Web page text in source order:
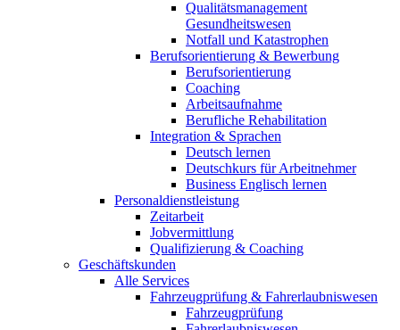
Qualitätsmanagement
Gesundheitswesen
Notfall und Katastrophen
Berufsorientierung & Bewerbung
Berufsorientierung
Coaching
Arbeitsaufnahme
Berufliche Rehabilitation
Integration & Sprachen
Deutsch lernen
Deutschkurs für Arbeitnehmer
Business Englisch lernen
Personaldienstleistung
Zeitarbeit
Jobvermittlung
Qualifizierung & Coaching
Geschäftskunden
Alle Services
Fahrzeugprüfung & Fahrerlaubniswesen
Fahrzeugprüfung